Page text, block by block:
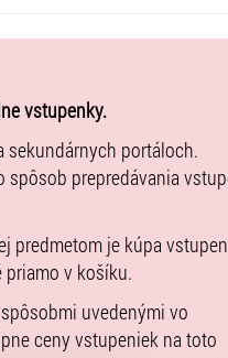
Štiavnice, kde budete
piva.
je limitovaný, preto
špeciály a deň plný
vstupenky.
sekundárnych portáloch.
prepredávania
predmetom je kúpa
priamo v košíku.
uvedenými vo
ceny vstupeniek na toto